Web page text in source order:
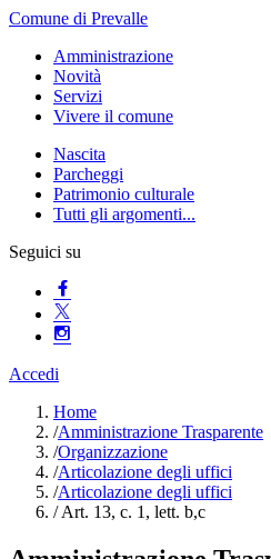
Comune di Prevalle
Amministrazione
Novità
Servizi
Vivere il comune
Nascita
Parcheggi
Patrimonio culturale
Tutti gli argomenti...
Seguici su
Accedi
Home
/Amministrazione Trasparente
/Organizzazione
/Articolazione degli uffici
/Articolazione degli uffici
/Art. 13, c. 1, lett. b,c